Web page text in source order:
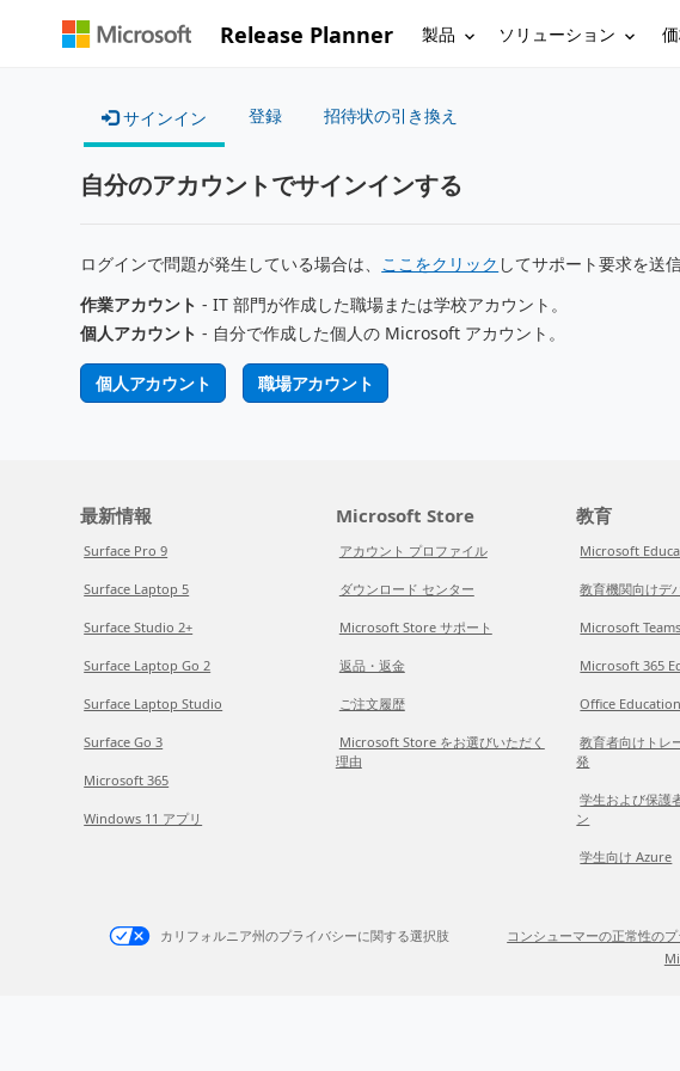
Release Planner 製品 ソリューション
サインイン 登録 招待状の引き換え
自分のアカウントでサインインする
ログインで問題が発生している場合は、 ここをクリック してサポート要求を送
作業アカウント - IT 部門が作成した職場または学校アカウント。
個人アカウント - 自分で作成した個人の Microsoft アカウント。
個人アカウント 職場アカウント
最新情報
Surface Pro 9
Surface Laptop 5
Surface Studio 2+
Surface Laptop Go 2
Surface Laptop Studio
Surface Go 3
Microsoft 365
Windows 11 アプリ
Microsoft Store
アカウント プロファイル
ダウンロード センター
Microsoft Store サポート
返品・返金
ご注文履歴
Microsoft Store をお選びいただく
理由
教育
Microsoft
教育機関向けデ
Microsoft
Microsoft 365
Office Education
教育者向けトレ
発
学生および保護
ン
学生向け Azure
カリフォルニア州のプライバシーに関する選択肢
コンシューマーの正常性の